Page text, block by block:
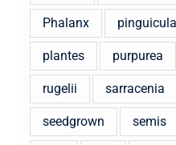
Phalanx pinguicula
plantes purpurea
rugelii sarracenia
seedgrown semis